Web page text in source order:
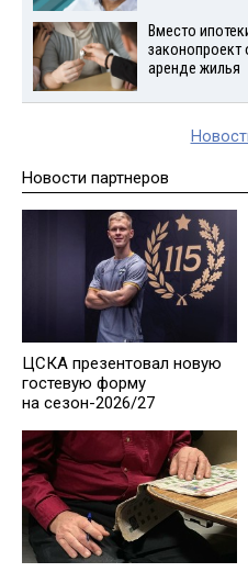
Вместо
законопроект
аренде жилья
Новости партнеров
ЦСКА презентовал новую
гостевую форму
на сезон-2026/27